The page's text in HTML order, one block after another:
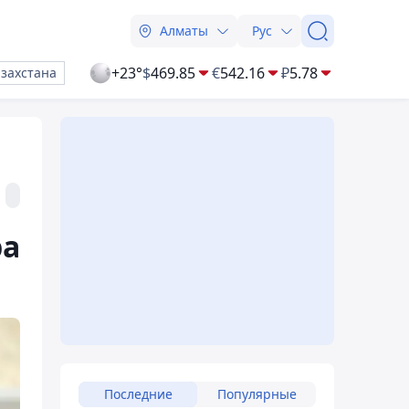
Алматы Рус
+23°$469.85 €542.16 ₽5.78
Последние Популярные